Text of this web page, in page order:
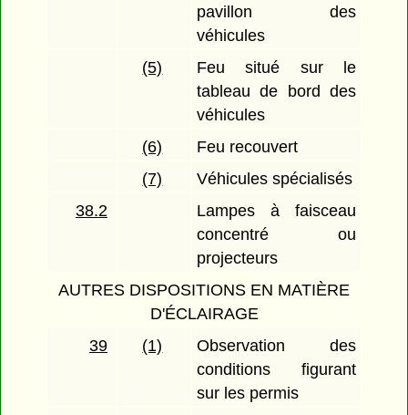
pavillon des
véhicules
(5)
Feu situé sur le
tableau de bord des
véhicules
(6)
Feu recouvert
(7)
Véhicules spécialisés
38.2
Lampes à faisceau
concentré ou
projecteurs
AUTRES DISPOSITIONS EN MATIÈRE
D'ÉCLAIRAGE
39
(1)
Observation des
conditions figurant
sur les permis